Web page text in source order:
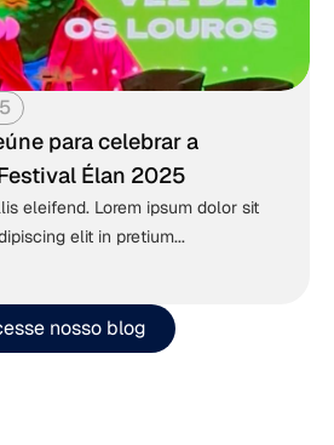
para celebrar a
Élan 2025
eleifend. Lorem ipsum dolor sit
elit in pretium...
nosso blog